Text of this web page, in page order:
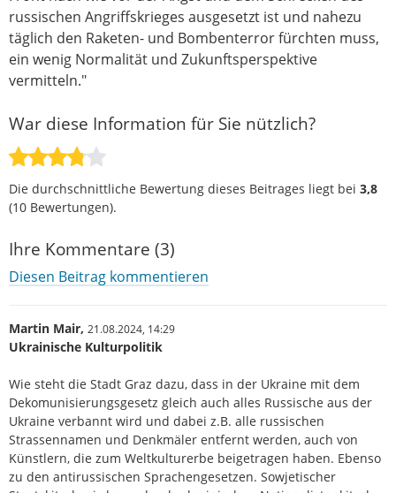
russischen Angriffskrieges ausgesetzt ist und nahezu
täglich den Raketen- und Bombenterror fürchten muss,
ein wenig Normalität und Zukunftsperspektive
vermitteln."
War diese Information für Sie nützlich?
Die durchschnittliche Bewertung dieses Beitrages liegt bei 3,8
(10 Bewertungen).
Ihre Kommentare (3)
Diesen Beitrag kommentieren
Martin Mair, 21.08.2024, 14:29
Ukrainische Kulturpolitik
Wie steht die Stadt Graz dazu, dass in der Ukraine mit dem
Dekomunisierungsgesetz gleich auch alles Russische aus der
Ukraine verbannt wird und dabei z.B. alle russischen
Strassennamen und Denkmäler entfernt werden, auch von
Künstlern, die zum Weltkulturerbe beigetragen haben. Ebenso
zu den antirussischen Sprachengesetzen. Sowjetischer